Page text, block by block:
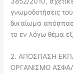
γνωμοδοτήσεις
δικαίωμα
το εν λόγω θέμα
2. ΑΠΟΣΠΑΣΗ
ΟΡΓΑΝΙΣΜΟ